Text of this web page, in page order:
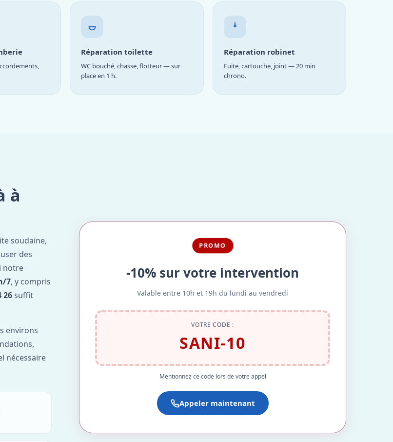
Réparation toilette
WC bouché, chasse, flotteur — sur
place en 1 h.
Réparation robinet
Fuite, cartouche, joint — 20 min
chrono.
à
soudaine,
des
notre
7, y compris
26suffit
environs
nécessaire
PROMO
-10% sur votre intervention
Valable entre 10h et 19h du lundi au vendredi
VOTRE CODE :
SANI-10
Mentionnez ce code lors de votre appel
Appeler maintenant